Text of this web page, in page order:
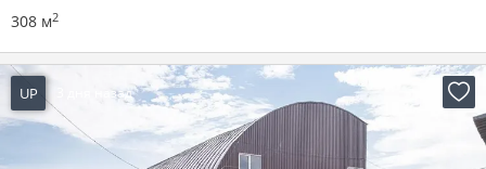
308 м2
UP 3 дня назад